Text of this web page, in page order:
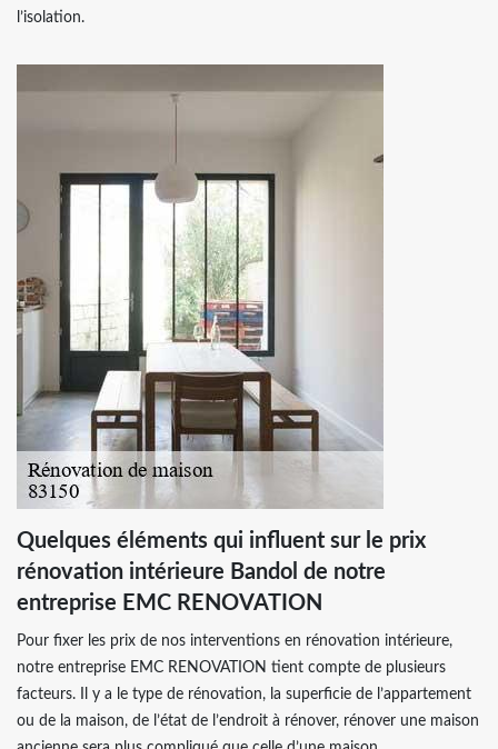
l’isolation.
Quelques éléments qui influent sur le prix
rénovation intérieure Bandol de notre
entreprise EMC RENOVATION
Pour fixer les prix de nos interventions en rénovation intérieure,
notre entreprise EMC RENOVATION tient compte de plusieurs
facteurs. Il y a le type de rénovation, la superficie de l’appartement
ou de la maison, de l’état de l’endroit à rénover, rénover une maison